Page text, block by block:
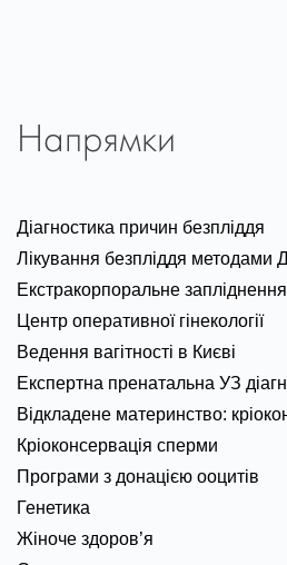
Напрямки
Діагностика причин безпліддя
Лікування безпліддя методами
Екстракорпоральне
Центр оперативної гінекології
Ведення вагітності в Києві
Експертна пренатальна УЗ
Відкладене материнство:
Кріоконсервація сперми
Програми з донацією ооцитів
Генетика
Жіноче здоров’я